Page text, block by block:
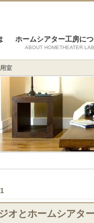
ホームシアター工房に
ABOUT HOMETHEATER
室
オとホームシアタ